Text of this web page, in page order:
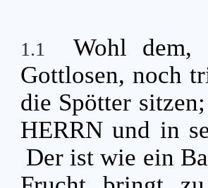
1.1
Wohl dem,
Gottlosen, noch
die Spötter sitzen;
HERRN und in
Der ist wie ein